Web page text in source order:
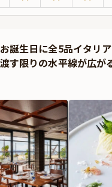
ご利用いただけますので、ご予
誕生日に全5品イタリ
限りの水平線が広が